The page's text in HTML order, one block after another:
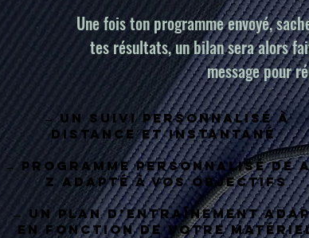
Une fois ton programme envoyé,
tes résultats, un bilan sera alors
message pour
→ Un suivi personnalisé à
distance et instantané
→ Programme personnalisé de
Z adapté à vos objectifs
→ Un plan d’entraînement
en fonction de votre